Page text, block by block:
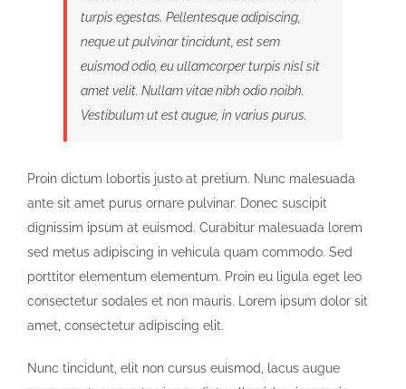
turpis egestas. Pellentesque adipiscing,
neque ut pulvinar tincidunt, est sem
euismod odio, eu ullamcorper turpis nisl sit
amet velit. Nullam vitae nibh odio noibh.
Vestibulum ut est augue, in varius purus.
Proin dictum lobortis justo at pretium. Nunc malesuada
ante sit amet purus ornare pulvinar. Donec suscipit
dignissim ipsum at euismod. Curabitur malesuada lorem
sed metus adipiscing in vehicula quam commodo. Sed
porttitor elementum elementum. Proin eu ligula eget leo
consectetur sodales et non mauris. Lorem ipsum dolor sit
amet, consectetur adipiscing elit.
Nunc tincidunt, elit non cursus euismod, lacus augue